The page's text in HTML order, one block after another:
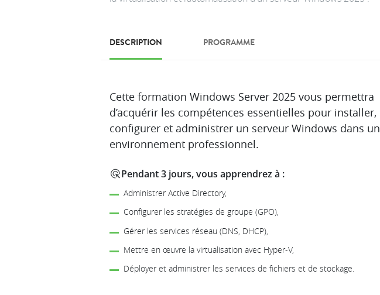
DESCRIPTION PROGRAMME
Description
Cette formation Windows Server 2025 vous permettra
d’acquérir les compétences essentielles pour installer,
configurer et administrer un serveur Windows dans un
environnement professionnel.
Pendant 3 jours, vous apprendrez à :
Administrer Active Directory,
Configurer les stratégies de groupe (GPO),
Gérer les services réseau (DNS, DHCP),
Mettre en œuvre la virtualisation avec Hyper-V,
Déployer et administrer les services de fichiers et de stockage.